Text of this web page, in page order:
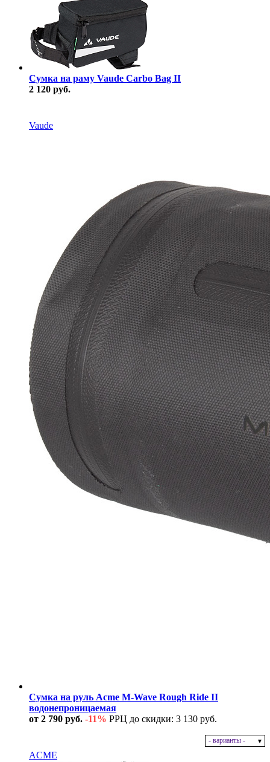
Сумка на раму Vaude Carbo Bag II
2 120 руб.
Vaude
Сумка на руль Acme M-Wave Rough Ride II
водонепроницаемая
от 2 790 руб. -11% РРЦ до скидки: 3 130 руб.
- варианты -
ACME